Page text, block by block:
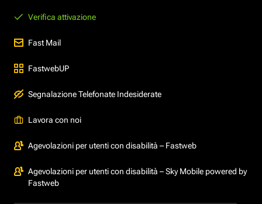
Verifica attivazione
Fast Mail
FastwebUP
Segnalazione Telefonate Indesiderate
Lavora con noi
Agevolazioni per utenti con disabilità – Fastweb
Agevolazioni per utenti con disabilità – Sky Mobile powered by
Fastweb